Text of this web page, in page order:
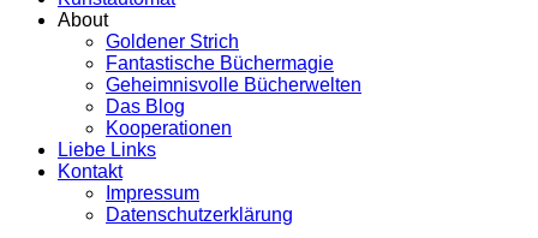
About
Goldener Strich
Fantastische Büchermagie
Geheimnisvolle Bücherwelten
Das Blog
Kooperationen
Liebe Links
Kontakt
Impressum
Datenschutzerklärung